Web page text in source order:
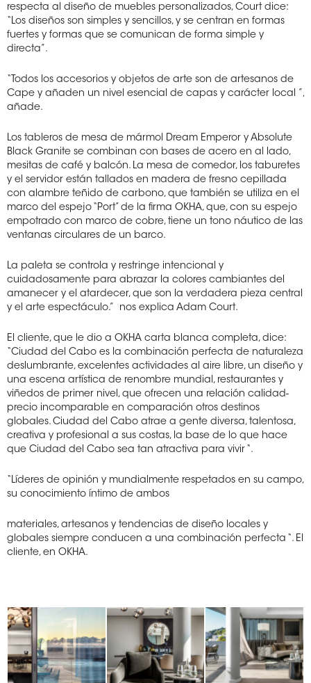
respecta al diseño de muebles personalizados, Court dice:
“Los diseños son simples y sencillos, y se centran en formas
fuertes y formas que se comunican de forma simple y
directa”.
“Todos los accesorios y objetos de arte son de artesanos de
Cape y añaden un nivel esencial de capas y carácter local ”,
añade.
Los tableros de mesa de mármol Dream Emperor y Absolute
Black Granite se combinan con bases de acero en al lado,
mesitas de café y balcón. La mesa de comedor, los taburetes
y el servidor están tallados en madera de fresno cepillada
con alambre teñido de carbono, que también se utiliza en el
marco del espejo “Port” de la firma OKHA, que, con su espejo
empotrado con marco de cobre, tiene un tono náutico de las
ventanas circulares de un barco.
La paleta se controla y restringe intencional y
cuidadosamente para abrazar la colores cambiantes del
amanecer y el atardecer, que son la verdadera pieza central
y el arte espectáculo.”
nos explica Adam Court.
El cliente, que le dio a OKHA carta blanca completa, dice:
“Ciudad del Cabo es la combinación perfecta de naturaleza
deslumbrante, excelentes actividades al aire libre, un diseño y
una escena artística de renombre mundial, restaurantes y
viñedos de primer nivel, que ofrecen una relación calidad-
precio incomparable en comparación otros destinos
globales. Ciudad del Cabo atrae a gente diversa, talentosa,
creativa y profesional a sus costas, la base de lo que hace
que Ciudad del Cabo sea tan atractiva para vivir “.
“Líderes de opinión y mundialmente respetados en su campo,
su conocimiento íntimo de ambos
materiales, artesanos y tendencias de diseño locales y
globales siempre conducen a una combinación perfecta “. El
cliente, en OKHA.